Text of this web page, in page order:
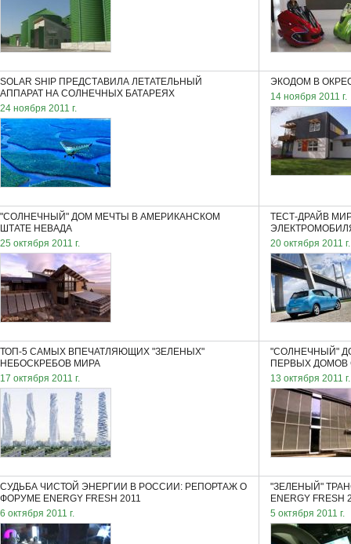
SOLAR SHIP ПРЕДСТАВИЛА ЛЕТАТЕЛЬНЫЙ
АППАРАТ НА СОЛНЕЧНЫХ БАТАРЕЯХ
24 ноября 2011 г.
ЭКОДОМ В
14 ноября 2011 г.
"СОЛНЕЧНЫЙ" ДОМ МЕЧТЫ В АМЕРИКАНСКОМ
ШТАТЕ НЕВАДА
25 октября 2011 г.
ТЕСТ-ДРАЙВ
ЭЛЕКТРОМОБИЛЯ
20 октября 2011 г.
ТОП-5 САМЫХ ВПЕЧАТЛЯЮЩИХ "ЗЕЛЕНЫХ"
НЕБОСКРЕБОВ МИРА
17 октября 2011 г.
"СОЛНЕЧНЫЙ"
ПЕРВЫХ ДОМОВ
13 октября 2011 г.
СУДЬБА ЧИСТОЙ ЭНЕРГИИ В РОССИИ: РЕПОРТАЖ О
ФОРУМЕ ENERGY FRESH 2011
6 октября 2011 г.
"ЗЕЛЕНЫЙ"
ENERGY FRESH
5 октября 2011 г.